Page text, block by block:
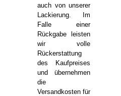
auch von unserer
Lackierung. Im
Falle einer
Rückgabe leisten
wir volle
Rückerstattung
des Kaufpreises
und übernehmen
die
Versandkosten für